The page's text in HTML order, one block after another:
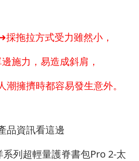
採拖拉方式受力雖然小，
施力，易造成斜肩，
潮擁擠時都容易發生意外。
品資訊看這邊
列超輕量護脊書包Pro 2-太